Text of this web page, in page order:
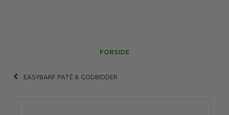
FORSIDE
EASYBARF PATÉ & GODBIDDER